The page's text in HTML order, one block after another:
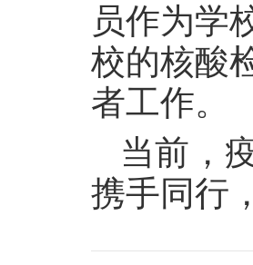
员作为学
校的核酸
者工作。
当前，
携手同行